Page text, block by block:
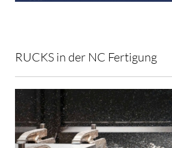
RUCKS in der NC Fertigung